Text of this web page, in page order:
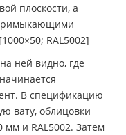
плоскости, а
RAL5002]
ней видно, где
В спецификацию
вату, облицовки
и RAL5002. Затем